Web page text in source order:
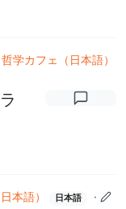
哲学カフェ（日本語）
本語） 日本語
·